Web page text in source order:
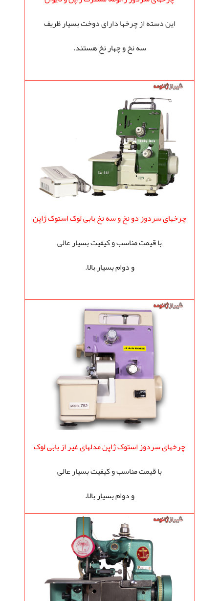
این دسته از چرخها دارای دوخت بسیار ظریف
سه نخ و چهار نخ هستند.
چرخهای سردوز دو نخ و سه نخ بابی لوک استوک ژاپن
با قیمت مناسب و کیفیت بسیار عالی
و دوام بسیار بالا.
چرخهای سردوز استوک ژاپن مدلهای غیر از بابی لوک
با قیمت مناسب و کیفیت بسیار عالی
و دوام بسیار بالا.